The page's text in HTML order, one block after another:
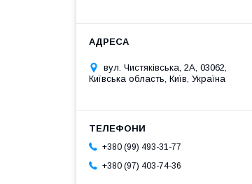
вул. Чистяківська, 2А, 03062,
Київська область, Київ, Україна
+380 (99) 493-31-77
+380 (97) 403-74-36